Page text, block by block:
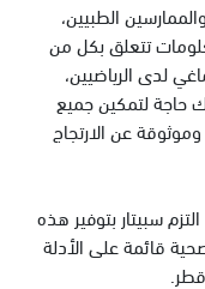
الطبيين،
تتعلق بكل من
لدى الرياضيين،
حاجة لتمكين جميع
عن الارتجاج
سبيتار بتوفير هذه
قائمة على الأدلة